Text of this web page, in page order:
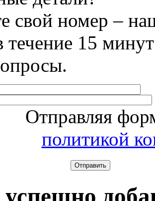
свой номер –
течение 15
Отправляя
политикой
Отправить